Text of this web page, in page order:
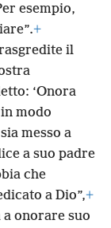
esempio,
+
il
‘Onora
modo
messo a
a suo padre
che
a Dio”,+
onorare suo